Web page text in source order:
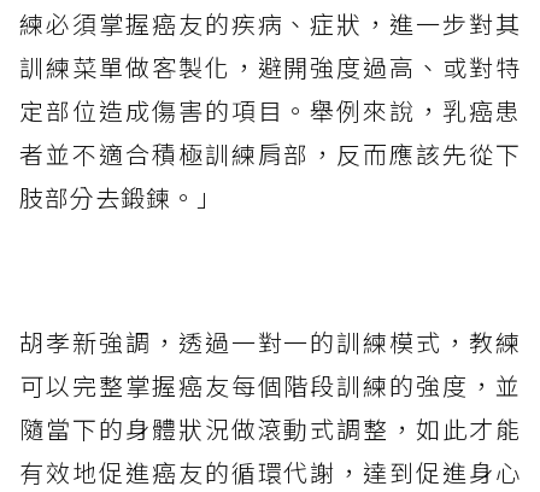
練必須掌握癌友的疾病、症狀，進一步對其
訓練菜單做客製化，避開強度過高、或對特
定部位造成傷害的項目。舉例來說，乳癌患
者並不適合積極訓練肩部，反而應該先從下
肢部分去鍛鍊。」
胡孝新強調，透過一對一的訓練模式，教練
可以完整掌握癌友每個階段訓練的強度，並
隨當下的身體狀況做滾動式調整，如此才能
有效地促進癌友的循環代謝，達到促進身心